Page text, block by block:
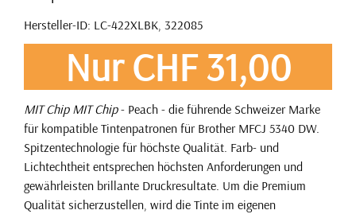
Hersteller-ID: LC-422XLBK, 322085
Nur CHF 31,00
MIT Chip MIT Chip- Peach - die führende Schweizer Marke
für kompatible Tintenpatronen für Brother MFCJ 5340 DW.
Spitzentechnologie für höchste Qualität. Farb- und
Lichtechtheit entsprechen höchsten Anforderungen und
gewährleisten brillante Druckresultate. Um die Premium
Qualität sicherzustellen, wird die Tinte im eigenen